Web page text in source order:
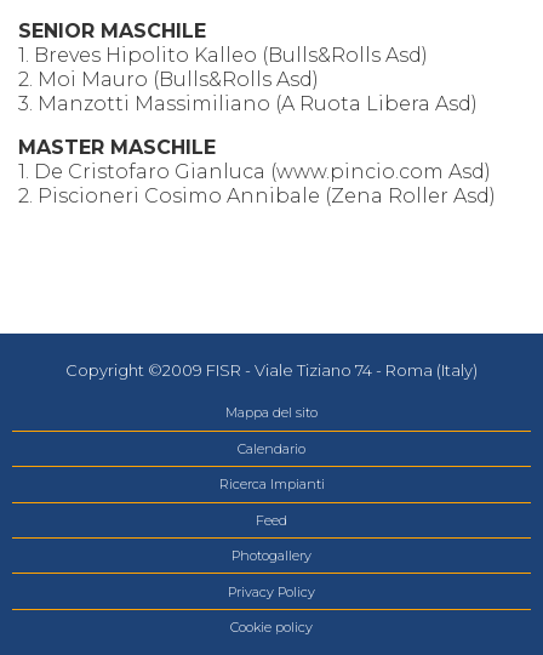
SENIOR MASCHILE
1. Breves Hipolito Kalleo (Bulls&Rolls Asd)
2. Moi Mauro (Bulls&Rolls Asd)
3. Manzotti Massimiliano (A Ruota Libera Asd)
MASTER MASCHILE
1. De Cristofaro Gianluca (www.pincio.com Asd)
2. Piscioneri Cosimo Annibale (Zena Roller Asd)
Copyright ©2009 FISR - Viale Tiziano 74 - Roma (Italy)
Mappa del sito
Calendario
Ricerca Impianti
Feed
Photogallery
Privacy Policy
Cookie policy